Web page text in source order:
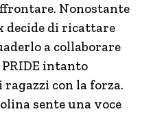
Nonostante
decide di ricattare
a collaborare
intanto
con la forza.
sente una voce